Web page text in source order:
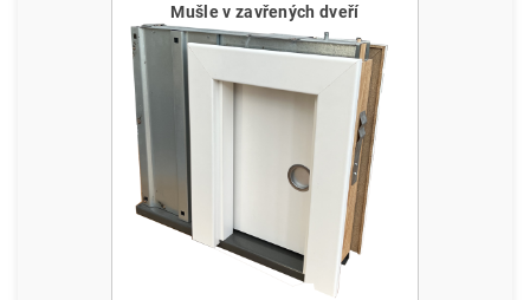
Mušle v zavřených dveří